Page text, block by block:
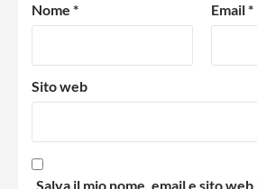
Nome * Email*
Sito web
Salva il mio nome, email e sito